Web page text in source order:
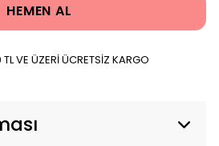
HEMEN AL
TL VE ÜZERİ ÜCRETSİZ KARGO